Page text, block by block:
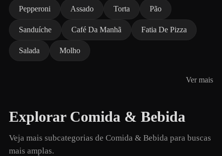
Pepperoni Assado Torta Pão
Sanduíche Café Da Manhã Fatia De Pizza
Salada Molho
Ver mais
Explorar Comida & Bebida
Veja mais subcategorias de Comida & Bebida para buscas
mais amplas.